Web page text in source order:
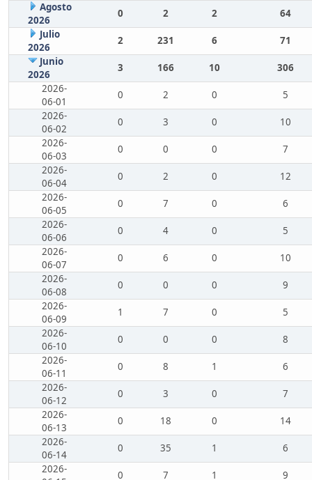
Agosto
2026
0 2 2
64
Julio
2026
2 231 6
71
Junio
2026
3 166 10
306
2026-
06-01
0 2 0
5
2026-
06-02
0 3 0
10
2026-
06-03
0 0 0
7
2026-
06-04
0 2 0
12
2026-
06-05
0 7 0
6
2026-
06-06
0 4 0
5
2026-
06-07
0 6 0
10
2026-
06-08
0 0 0
9
2026-
06-09
1 7 0
5
2026-
06-10
0 0 0
8
2026-
06-11
0 8 1
6
2026-
06-12
0 3 0
7
2026-
06-13
0 18 0
14
2026-
06-14
0 35 1
6
2026-
0 7 1
9